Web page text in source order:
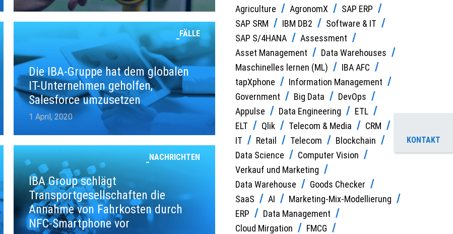
FÄLLE
Die IBA-Gruppe hat dem globalen
IT-Unternehmen geholfen,
Salesforce umzusetzen
1 April, 2020
NACHRICHTEN
IBA Group schlägt
Transportgesellschaften die
Annahme von Fahrkosten durch
NFC-Smartphone vor
Agriculture
AgronomX
SAP ERP
SAP SRM
IBM DB2
Software & IT
SAP S/4HANA
Assessment
Asset Management
Data Warehouses
Maschinelles lernen (ML)
IBA AFC
tapXphone
Information Management
Government
Big Data
DevOps
Appulse
Data Engineering
ETL
ELT
Qlik Telecom & Media
CRM
IT
Retail Telecom
Blockchain
Data Science
Computer Vision
Verkauf und Marketing
Data Warehouse
Goods Checker
SaaS
AI
Marketing-Mix-Modellierung
ERP
Data Management
Cloud Mirgation
FMCG
KONTAKT